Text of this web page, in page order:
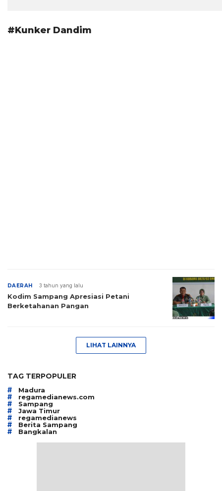
#Kunker Dandim
DAERAH 3 tahun yang lalu
Kodim Sampang Apresiasi Petani
Berketahanan Pangan
LIHAT LAINNYA
TAG TERPOPULER
# Madura
# regamedianews.com
# Sampang
# Jawa Timur
# regamedianews
# Berita Sampang
# Bangkalan